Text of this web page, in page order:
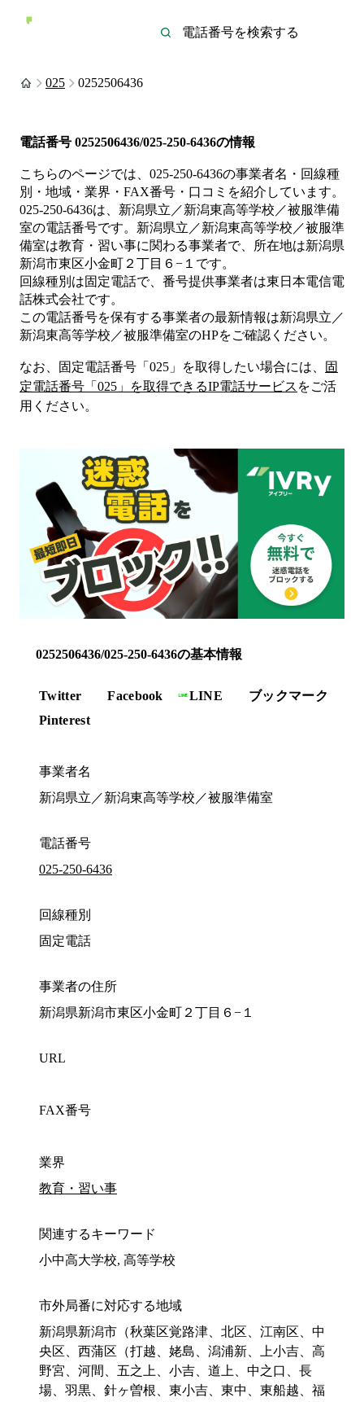
025 0252506436
電話番号 0252506436/025-250-6436の情報
こちらのページでは、 025-250-6436の事業者名・回線種
別・地域・業界・FAX番号・口コミを紹介しています。
025-250-6436は、 新潟県立／新潟東高等学校／被服準備
室の電話番号です。 新潟県立／新潟東高等学校／被服準
備室は教育・習い事に関わる事業者で、所在地は新潟県
新潟市東区小金町２丁目６−１ です。
回線種別は固定電話で、番号提供事業者は東日本電信電
話株式会社です。
この電話番号を保有する事業者の最新情報は新潟県立／
新潟東高等学校／被服準備室のHPをご確認ください。
なお、固定電話番号「 025 」を取得したい場合には、
固
定電話番号「 025 」を取得できるIP電話サービス をご活
用ください。
0252506436/025-250-6436の基本情報
Twitter Facebook LINE
ブックマーク
Pinterest
事業者名
新潟県立／新潟東高等学校／被服準備室
電話番号
025-250-6436
回線種別
固定電話
事業者の住所
新潟県新潟市東区小金町２丁目６−１
URL
FAX番号
業界
教育・習い事
関連するキーワード
小中高大学校, 高等学校
市外局番に対応する地域
新潟県新潟市（秋葉区覚路津、北区、江南区、中
央区、西蒲区（打越、姥島、潟浦新、上小吉、高
野宮、河間、五之上、小吉、道上、中之口、長
場、羽黒、針ヶ曽根、東小吉、東中、東船越、福